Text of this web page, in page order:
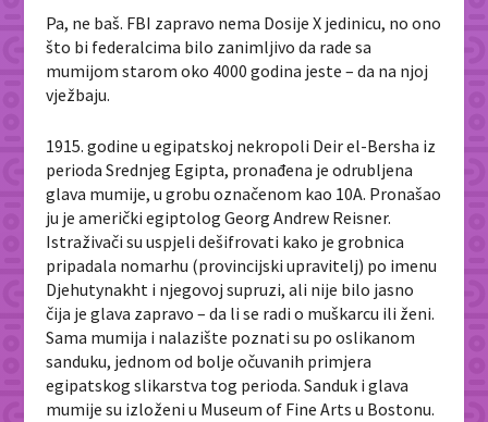
Pa, ne baš. FBI zapravo nema Dosije X jedinicu, no ono
što bi federalcima bilo zanimljivo da rade sa
mumijom starom oko 4000 godina jeste – da na njoj
vježbaju.
1915. godine u egipatskoj nekropoli Deir el-Bersha iz
perioda Srednjeg Egipta, pronađena je odrubljena
glava mumije, u grobu označenom kao 10A. Pronašao
ju je američki egiptolog Georg Andrew Reisner.
Istraživači su uspjeli dešifrovati kako je grobnica
pripadala nomarhu (provincijski upravitelj) po imenu
Djehutynakht i njegovoj supruzi, ali nije bilo jasno
čija je glava zapravo – da li se radi o muškarcu ili ženi.
Sama mumija i nalazište poznati su po oslikanom
sanduku, jednom od bolje očuvanih primjera
egipatskog slikarstva tog perioda. Sanduk i glava
mumije su izloženi u Museum of Fine Arts u Bostonu.